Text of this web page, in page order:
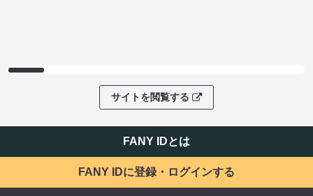
サイトを閲覧する
FANY IDとは
FANY IDに登録・ログインする